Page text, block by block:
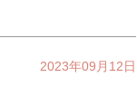
2023年09月12日